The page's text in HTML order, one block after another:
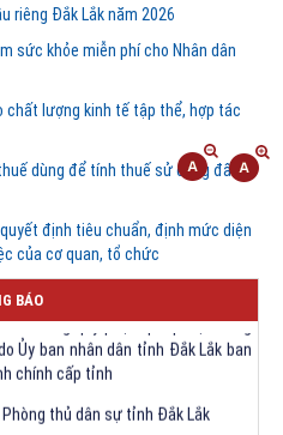
riêng Đắk Lắk năm 2026
sức khỏe miễn phí cho Nhân dân
chất lượng kinh tế tập thể, hợp tác
dùng để tính thuế sử dụng đất
định tiêu chuẩn, định mức diện
của cơ quan, tổ chức
BÁO
văn bảng quy phạm pháp luật trong
Ủy ban nhân dân tỉnh Đắk Lắk ban
chính cấp tỉnh